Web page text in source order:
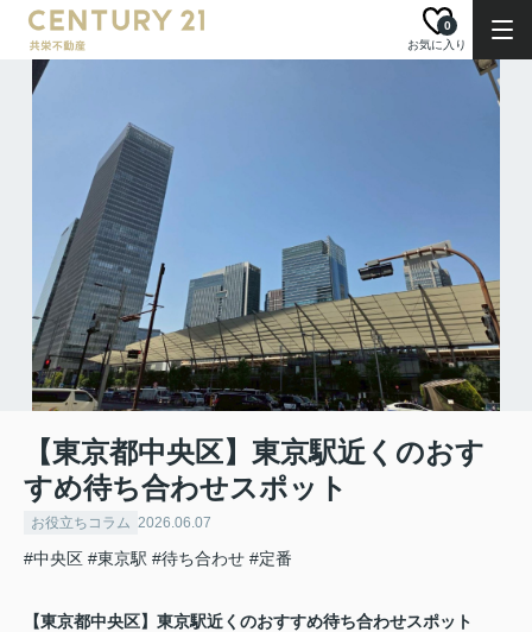
お気に入り
0
【東京都中央区】東京駅近くのおす
すめ待ち合わせスポット
お役立ちコラム 2026.06.07
#中央区 #東京駅 #待ち合わせ #定番
【東京都中央区】東京駅近くのおすすめ待ち合わせスポット